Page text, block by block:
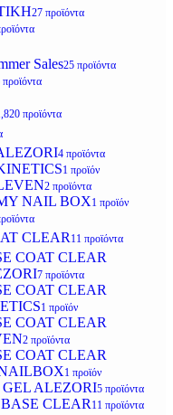
27 προϊόντα
Sales25 προϊόντα
προϊόντα
προϊόντα
4 προϊόντα
1 προϊόν
2 προϊόντα
NAIL BOX1 προϊόν
CLEAR 11 προϊόντα
COAT CLEAR
7 προϊόντα
COAT CLEAR
1 προϊόν
COAT CLEAR
2 προϊόντα
COAT CLEAR
1 προϊόν
ALEZORI5 προϊόντα
CLEAR 11 προϊόντα